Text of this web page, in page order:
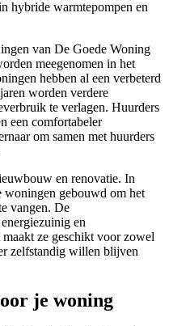
hybride warmtepompen en
van De Goede Woning
meegenomen in het
hebben al een verbeterd
worden verdere
te verlagen. Huurders
een comfortabeler
om samen met huurders
en renovatie. In
woningen gebouwd om het
vangen. De
en
ze geschikt voor zowel
zelfstandig willen blijven
je woning